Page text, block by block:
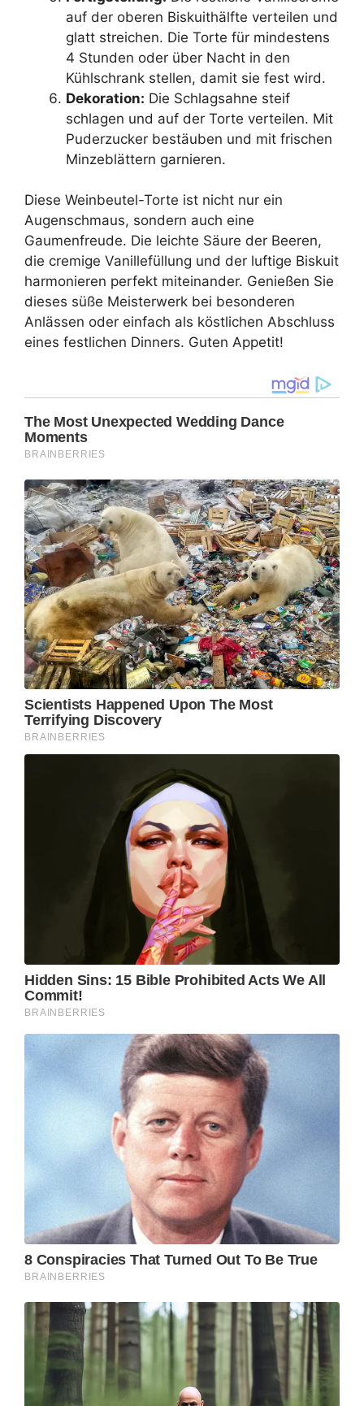
auf der oberen Biskuithälfte verteilen und
glatt streichen. Die Torte für mindestens
4 Stunden oder über Nacht in den
Kühlschrank stellen, damit sie fest wird.
Dekoration: Die Schlagsahne steif
schlagen und auf der Torte verteilen. Mit
Puderzucker bestäuben und mit frischen
Minzeblättern garnieren.
Diese Weinbeutel-Torte ist nicht nur ein
Augenschmaus, sondern auch eine
Gaumenfreude. Die leichte Säure der Beeren,
die cremige Vanillefüllung und der luftige Biskuit
harmonieren perfekt miteinander. Genießen Sie
dieses süße Meisterwerk bei besonderen
Anlässen oder einfach als köstlichen Abschluss
eines festlichen Dinners. Guten Appetit!